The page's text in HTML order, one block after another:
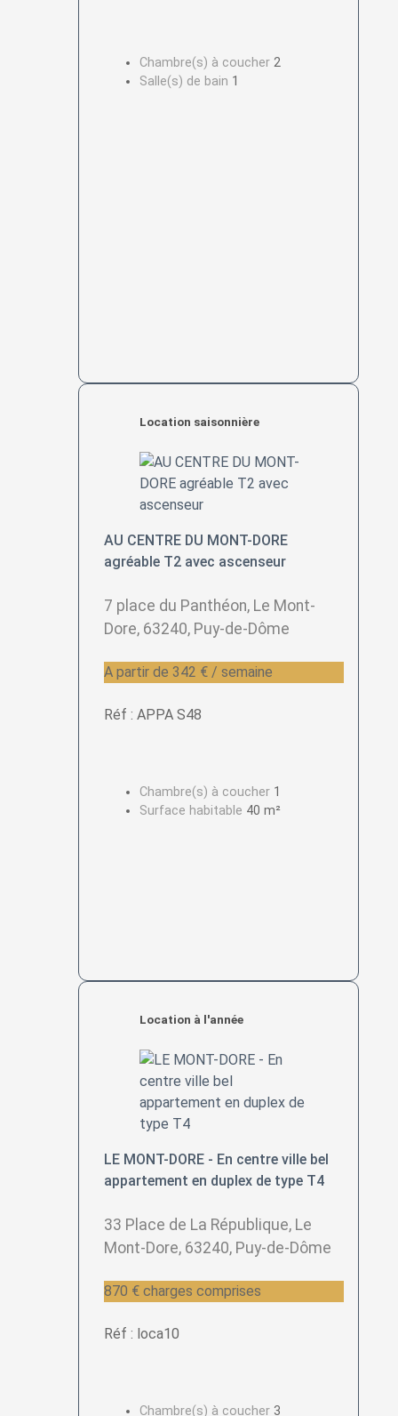
Chambre(s) à coucher 2
Salle(s) de bain 1
Location saisonnière
AU CENTRE DU MONT-DORE
agréable T2 avec ascenseur
7 place du Panthéon, Le Mont-
Dore, 63240, Puy-de-Dôme
A partir de 342 € / semaine
Réf : APPA S48
Chambre(s) à coucher 1
Surface habitable 40 m²
Location à l'année
LE MONT-DORE - En centre ville bel
appartement en duplex de type T4
33 Place de La République, Le
Mont-Dore, 63240, Puy-de-Dôme
870 € charges comprises
Réf : loca10
Chambre(s) à coucher 3